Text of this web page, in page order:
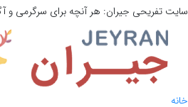
تفریحی جیران:هر آنچه برای سرگرمی و